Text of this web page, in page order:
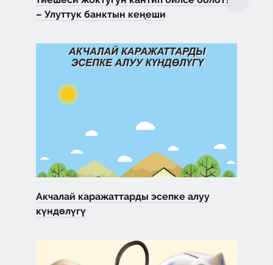
– Улуттук банктын кеңеши
Акчалай каражаттарды эсепке алуу
күндөлүгү